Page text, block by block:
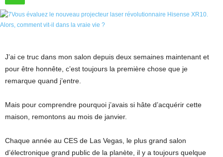
J’ai ce truc dans mon salon depuis deux semaines maintenant et
pour être honnête, c’est toujours la première chose que je
remarque quand j’entre.
Mais pour comprendre pourquoi j’avais si hâte d’acquérir cette
maison, remontons au mois de janvier.
Chaque année au CES de Las Vegas, le plus grand salon
d’électronique grand public de la planète, il y a toujours quelque